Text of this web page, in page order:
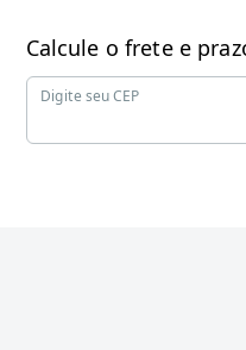
Calcule o frete e
Digite seu CEP